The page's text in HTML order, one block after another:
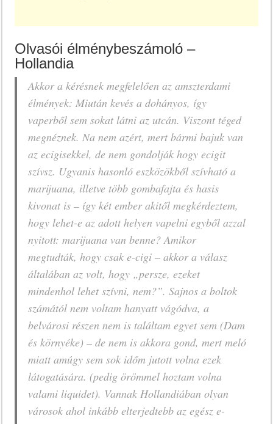
Olvasói élménybeszámoló –
Hollandia
Akkor a kérésnek megfelelően az amszterdami
élmények: Miután kevés a dohányos, így
vaperből sem sokat látni az utcán. Viszont téged
megnéznek. Na nem azért, mert bármi bajuk van
az ecigisekkel, de nem gondolják hogy ecigit
szívsz. Ugyanis hasonló eszközökből szívható a
marijuana, illetve több gombafajta és hasis
kivonat is – így két ember akitől megkérdeztem,
hogy lehet-e az adott helyen vapelni egyből azzal
nyitott: marijuana van benne? Amikor
megtudták, hogy csak e-cigi – akkor a válasz
általában az volt, hogy „persze, ezeket
mindenhol lehet szívni, nem?”. Sajnos a boltok
számától nem voltam hanyatt vágódva, a
belvárosi részen nem is találtam egyet sem (Dam
és környéke) – de nem is akkora gond, mert meló
miatt amúgy sem sok időm jutott volna ezek
látogatására. (pedig örömmel hoztam volna
valami liquidet). Vannak Hollandiában olyan
városok ahol inkább elterjedtebb az egész e-